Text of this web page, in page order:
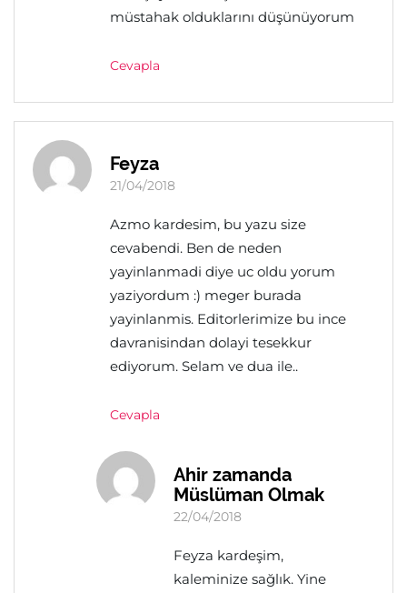
müstahak olduklarını düşünüyorum
Cevapla
Feyza
21/04/2018
Azmo kardesim, bu yazu size
cevabendi. Ben de neden
yayinlanmadi diye uc oldu yorum
yaziyordum :) meger burada
yayinlanmis. Editorlerimize bu ince
davranisindan dolayi tesekkur
ediyorum. Selam ve dua ile..
Cevapla
Ahir zamanda
Müslüman Olmak
22/04/2018
Feyza kardeşim,
kaleminize sağlık. Yine